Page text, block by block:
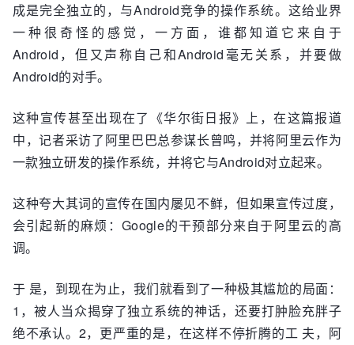
成是完全独立的，与Android竞争的操作系统。这给业界
一种很奇怪的感觉，一方面，谁都知道它来自于
Android，但又声称自己和Android毫无关系，并要做
Android的对手。
这种宣传甚至出现在了《华尔街日报》上，在这篇报道
中，记者采访了阿里巴巴总参谋长曾鸣，并将阿里云作为
一款独立研发的操作系统，并将它与Android对立起来。
这种夸大其词的宣传在国内屡见不鲜，但如果宣传过度，
会引起新的麻烦：Google的干预部分来自于阿里云的高
调。
于 是，到现在为止，我们就看到了一种极其尴尬的局面：
1，被人当众揭穿了独立系统的神话，还要打肿脸充胖子
绝不承认。2，更严重的是，在这样不停折腾的工 夫，阿